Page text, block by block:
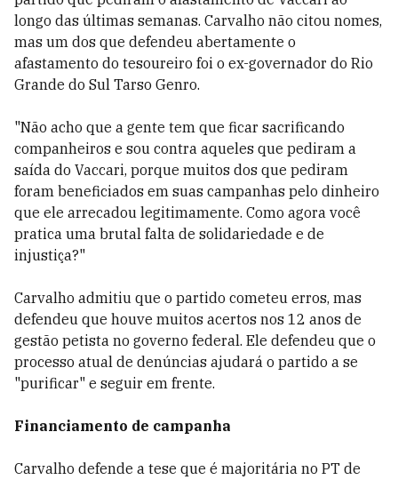
longo das últimas semanas. Carvalho não citou nomes,
mas um dos que defendeu abertamente o
afastamento do tesoureiro foi o ex-governador do Rio
Grande do Sul Tarso Genro.
"Não acho que a gente tem que ficar sacrificando
companheiros e sou contra aqueles que pediram a
saída do Vaccari, porque muitos dos que pediram
foram beneficiados em suas campanhas pelo dinheiro
que ele arrecadou legitimamente. Como agora você
pratica uma brutal falta de solidariedade e de
injustiça?"
Carvalho admitiu que o partido cometeu erros, mas
defendeu que houve muitos acertos nos 12 anos de
gestão petista no governo federal. Ele defendeu que o
processo atual de denúncias ajudará o partido a se
"purificar" e seguir em frente.
Financiamento de campanha
Carvalho defende a tese que é majoritária no PT de